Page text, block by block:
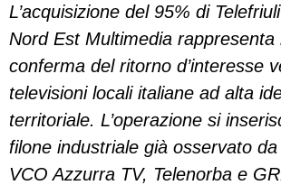
L’acquisizione del 95% di
Nord Est Multimedia rappresenta
conferma del ritorno d’interesse
televisioni locali italiane ad alta
territoriale. L’operazione si
filone industriale già osservato
VCO Azzurra TV, Telenorba e